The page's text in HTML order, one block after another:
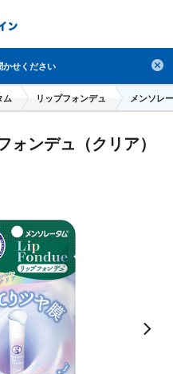
止め 熱中症対策
ジ ダーマセプトRX
容サプリメント
洗顔 数量限定
使用用途から探す
注目の商品 を見る
お問い合わせ
検索
かせください
ム リップフォンデュ メンソレ
ォンデュ（クリア）